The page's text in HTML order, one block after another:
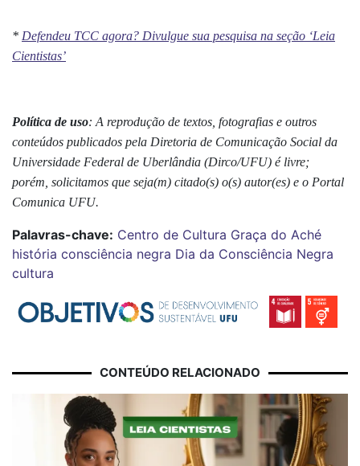
* Defendeu TCC agora? Divulgue sua pesquisa na seção ‘Leia
Cientistas’
Política de uso: A reprodução de textos, fotografias e outros
conteúdos publicados pela Diretoria de Comunicação Social da
Universidade Federal de Uberlândia (Dirco/UFU) é livre;
porém, solicitamos que seja(m) citado(s) o(s) autor(es) e o Portal
Comunica UFU.
Palavras-chave: Centro de Cultura Graça do Aché
história consciência negra Dia da Consciência Negra
cultura
CONTEÚDO RELACIONADO